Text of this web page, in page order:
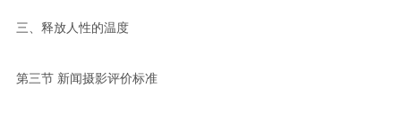
三、释放人性的温度
第三节 新闻摄影评价标准